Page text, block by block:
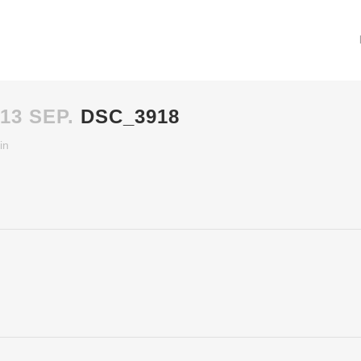
13 SEP. DSC_3918
in